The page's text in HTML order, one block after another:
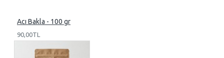
Acı Bakla - 100 gr
90,00TL